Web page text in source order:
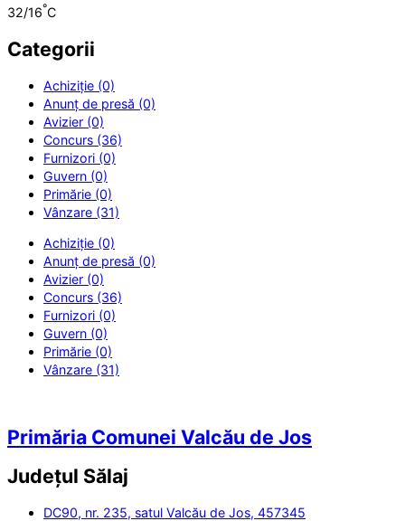
32/16°C
Categorii
Achiziție (0)
Anunț de presă (0)
Avizier (0)
Concurs (36)
Furnizori (0)
Guvern (0)
Primărie (0)
Vânzare (31)
Achiziție (0)
Anunț de presă (0)
Avizier (0)
Concurs (36)
Furnizori (0)
Guvern (0)
Primărie (0)
Vânzare (31)
Primăria Comunei Valcău de Jos
Județul Sălaj
DC90, nr. 235, satul Valcău de Jos, 457345